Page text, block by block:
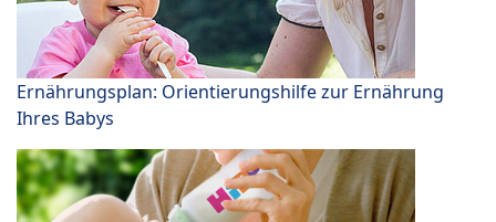
Ernährungsplan: Orientierungshilfe zur Ernährung
Ihres Babys